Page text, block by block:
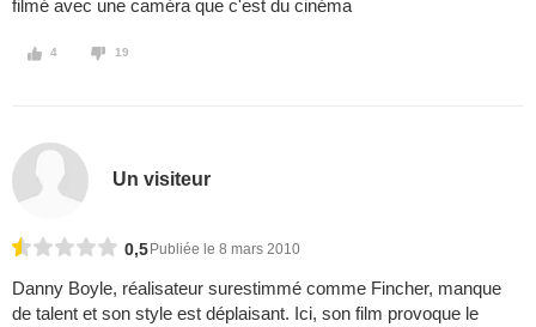
filmé avec une caméra que c'est du cinéma
4 19
Un visiteur
0,5 Publiée le 8 mars 2010
Danny Boyle, réalisateur surestimmé comme Fincher, manque
de talent et son style est déplaisant. Ici, son film provoque le